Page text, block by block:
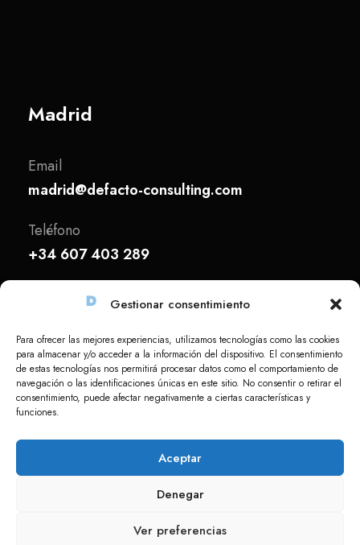
Gestionar consentimiento
Para ofrecer las mejores experiencias, utilizamos tecnologías como las cookies
para almacenar y/o acceder a la información del dispositivo. El consentimiento
de estas tecnologías nos permitirá procesar datos como el comportamiento de
navegación o las identificaciones únicas en este sitio. No consentir o retirar el
consentimiento, puede afectar negativamente a ciertas características y
funciones.
Aceptar
Denegar
Ver preferencias
Madrid
Email
madrid@defacto-consulting.com
Teléfono
+34 607 403 289
© 2026 DEFACTO. Todos los derechos
reservados.
Política de privacidad